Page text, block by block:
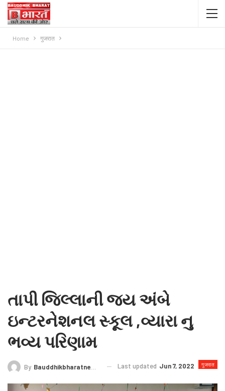
Home गुजरात
તાપી જિલ્લાની જય અંબે
ઇન્ટરનેશનલ સ્કૂલ ,વ્યારા નુ
ભવ્ય પરિણામ
गुजरात
By Bauddhikbharatnews@gmail.com Last updated Jun 7, 2022